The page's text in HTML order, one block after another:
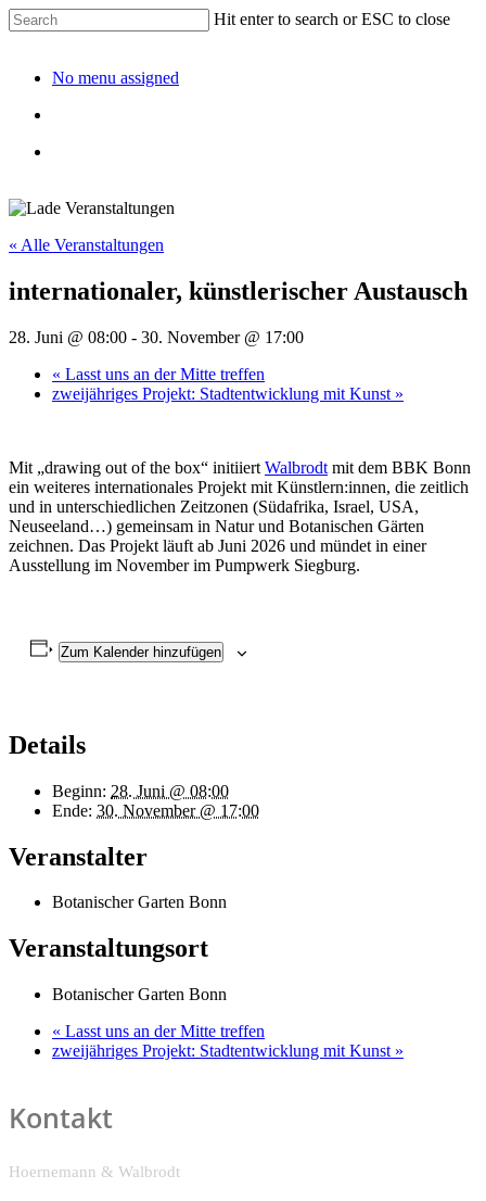
Hit enter to search or ESC to close
No menu assigned
« Alle Veranstaltungen
internationaler, künstlerischer Austausch
28. Juni @ 08:00 - 30. November @ 17:00
« Lasst uns an der Mitte treffen
zweijähriges Projekt: Stadtentwicklung mit Kunst »
Mit „drawing out of the box“ initiiert Walbrodt mit dem BBK Bonn
ein weiteres internationales Projekt mit Künstlern:innen, die zeitlich
und in unterschiedlichen Zeitzonen (Südafrika, Israel, USA,
Neuseeland…) gemeinsam in Natur und Botanischen Gärten
zeichnen. Das Projekt läuft ab Juni 2026 und mündet in einer
Ausstellung im November im Pumpwerk Siegburg.
Zum Kalender hinzufügen
Details
Beginn: 28. Juni @ 08:00
Ende: 30. November @ 17:00
Veranstalter
Botanischer Garten Bonn
Veranstaltungsort
Botanischer Garten Bonn
« Lasst uns an der Mitte treffen
zweijähriges Projekt: Stadtentwicklung mit Kunst »
Kontakt
Hoernemann & Walbrodt